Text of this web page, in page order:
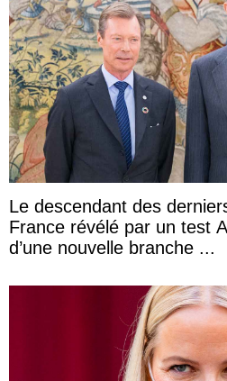
Le descendant des
France révélé par un test
d’une nouvelle branche ...